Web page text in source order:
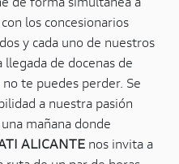
con los concesionarios
y cada uno de nuestros
de docenas de
te puedes perder. Se
a nuestra pasión
mañana donde
ALICANTE nos invita a